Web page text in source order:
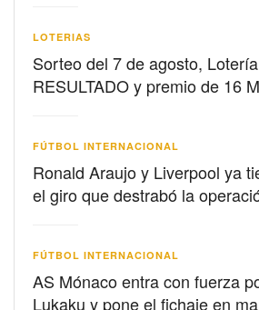
LOTERIAS
Sorteo del 7 de agosto,
RESULTADO y premio de 16
FÚTBOL INTERNACIONAL
Ronald Araujo y Liverpool ya
el giro que destrabó la
FÚTBOL INTERNACIONAL
AS Mónaco entra con fuerza
Lukaku y pone el fichaje en